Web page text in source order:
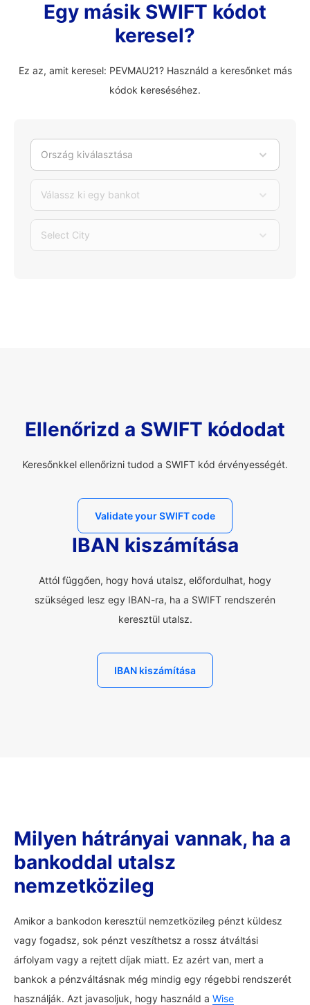
Egy másik SWIFT kódot
keresel?
Ez az, amit keresel: PEVMAU21? Használd a keresőnket más
kódok kereséséhez.
Ország kiválasztása
Válassz ki egy bankot
Select City
Ellenőrizd a SWIFT kódodat
Keresőnkkel ellenőrizni tudod a SWIFT kód érvényességét.
Validate your SWIFT code
IBAN kiszámítása
Attól függően, hogy hová utalsz, előfordulhat, hogy
szükséged lesz egy IBAN-ra, ha a SWIFT rendszerén
keresztül utalsz.
IBAN kiszámítása
Milyen hátrányai vannak, ha a
bankoddal utalsz
nemzetközileg
Amikor a bankodon keresztül nemzetközileg pénzt küldesz
vagy fogadsz, sok pénzt veszíthetsz a rossz átváltási
árfolyam vagy a rejtett díjak miatt. Ez azért van, mert a
bankok a pénzváltásnak még mindig egy régebbi rendszerét
használják. Azt javasoljuk, hogy használd a Wise